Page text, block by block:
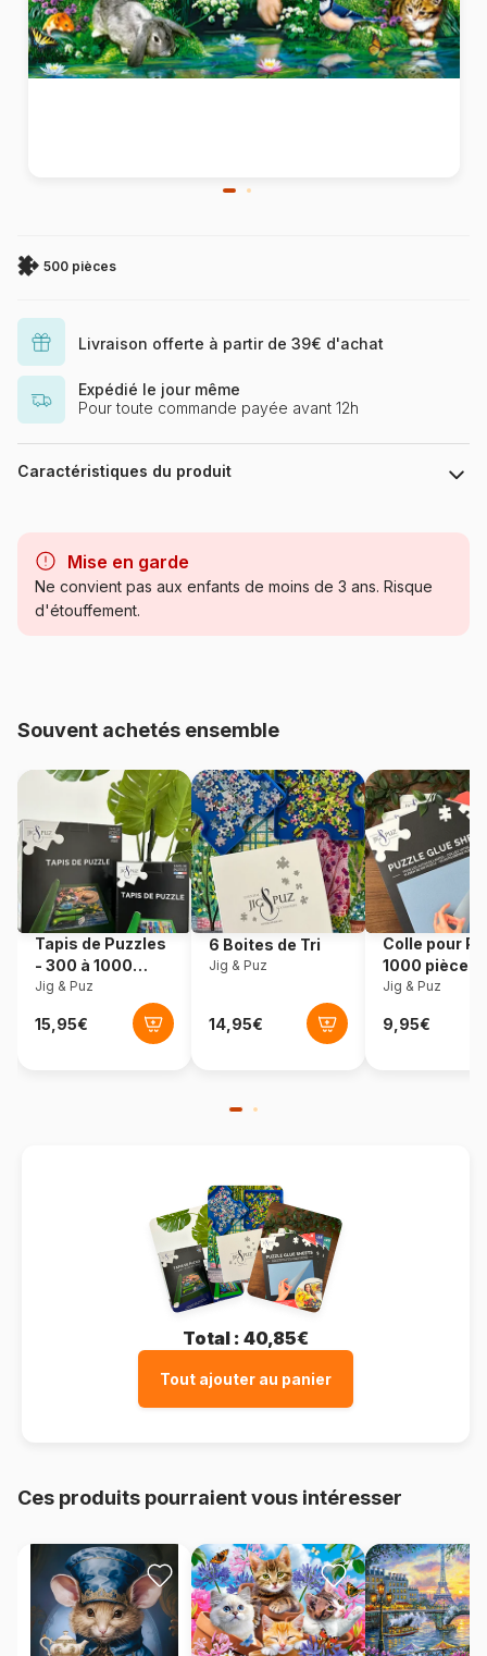
500 pièces
Livraison offerte à partir de 39€ d'achat
Expédié le jour même
Pour toute commande payée avant 12h
Caractéristiques du produit
Catégorie
Provenance Pologne
Castorland-53230
EAN 5904438053230
Nombre de pièces 500 pièces
Dimensions 47 x 33 cm
Mise en garde
Ne convient pas aux enfants de moins de 3 ans. Risque
d'étouffement.
Souvent achetés ensemble
Tapis de Puzzles
- 300 à 1000
pièces
Jig & Puz
6 Boites de Tri
Jig & Puz
Colle pour
1000 pièces
Jig & Puz
Total : 40,85€
Tout ajouter au panier
Ces produits pourraient vous intéresser